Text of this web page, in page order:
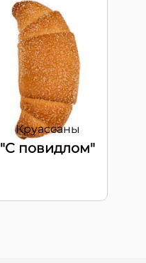
Круассаны
"С повидлом"